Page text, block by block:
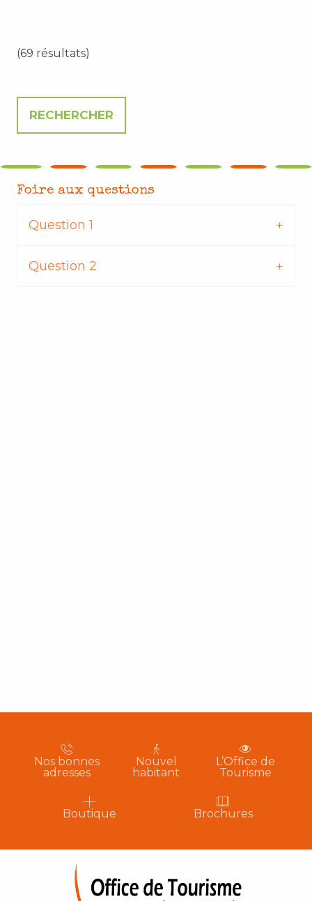
(69 résultats)
Foire aux questions
Question 1
Question 2
Nos bonnes
adresses
Nouvel
habitant
L’Office de
Tourisme
Boutique Brochures